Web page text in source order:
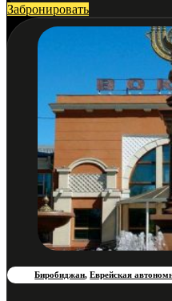
Забронировать
Биробиджан,Еврейская